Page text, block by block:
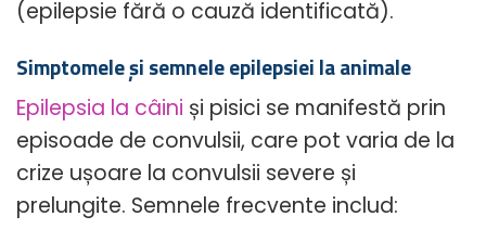
(epilepsie fără o cauză identificată).
Simptomele și semnele epilepsiei la animale
Epilepsia la câini și pisici se manifestă prin
episoade de convulsii, care pot varia de la
crize ușoare la convulsii severe și
prelungite. Semnele frecvente includ: